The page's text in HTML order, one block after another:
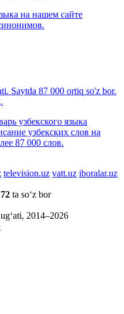
на нашем сайте
Saytda 87 000 ortiq so'z bor.
узбекского языка
узбекских слов на
87 000 слов.
television.uz vatt.uz iboralar.uz
ta so‘z bor
2014–2026